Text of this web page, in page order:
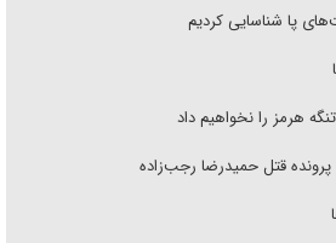
پا شناسایی کردیم
هرمز را نخواهیم داد
پرونده قتل حمیدرضا رجب‌زاده